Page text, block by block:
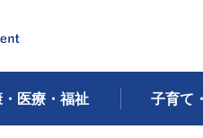
・医療・福祉 子育て